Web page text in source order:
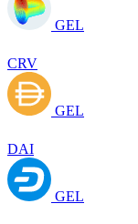
GEL
CRV
GEL
DAI
GEL